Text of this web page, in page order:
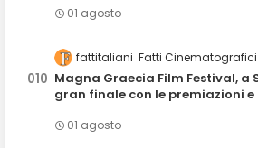
01 agosto
fattitaliani Fatti Cinematografici
Magna Graecia Film Festival, a
gran finale con le premiazioni e
01 agosto